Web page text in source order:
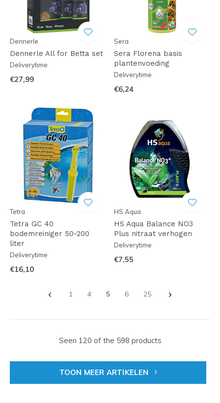
Dennerle
Dennerle All for Betta set
Deliverytime
€27,99
Sera
Sera Florena basis
plantenvoeding
Deliverytime
€6,24
Tetra
Tetra GC 40
bodemreiniger 50-200
liter
Deliverytime
€16,10
HS Aqua
HS Aqua Balance NO3
Plus nitraat verhogen
Deliverytime
€7,55
1 4 5 6 25
Seen 120 of the 598 products
TOON MEER ARTIKELEN